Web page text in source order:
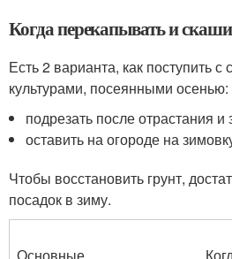
Когда перекапывать и
Есть 2 варианта, как поступить
культурами, посеянными осенью:
подрезать после отрастания
оставить на огороде на
Чтобы восстановить грунт,
посадок в зиму.